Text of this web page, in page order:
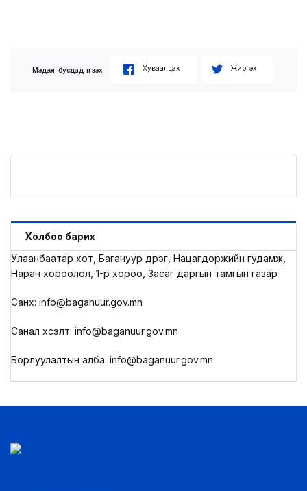
Мэдээг бусдад түгээх Хуваалцах Жиргэх
Холбоо барих
Улаанбаатар хот, Багануур дүүрэг, Нацагдоржийн гудамж,
Наран хороолол, 1-р хороо, Засаг даргын тамгын газар
Санхүү: info@baganuur.gov.mn
Санал хүсэлт: info@baganuur.gov.mn
Борлуулалтын алба: info@baganuur.gov.mn